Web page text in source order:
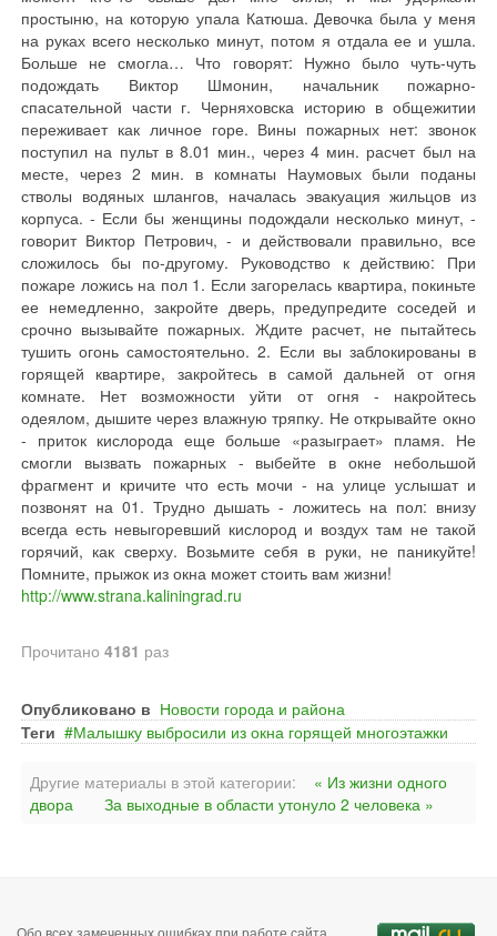
простыню, на которую упала Катюша. Девочка была у меня
на руках всего несколько минут, потом я отдала ее и ушла.
Больше не смогла… Что говорят: Нужно было чуть-чуть
подождать Виктор Шмонин, начальник пожарно-
спасательной части г. Черняховска историю в общежитии
переживает как личное горе. Вины пожарных нет: звонок
поступил на пульт в 8.01 мин., через 4 мин. расчет был на
месте, через 2 мин. в комнаты Наумовых были поданы
стволы водяных шлангов, началась эвакуация жильцов из
корпуса. - Если бы женщины подождали несколько минут, -
говорит Виктор Петрович, - и действовали правильно, все
сложилось бы по-другому. Руководство к действию: При
пожаре ложись на пол 1. Если загорелась квартира, покиньте
ее немедленно, закройте дверь, предупредите соседей и
срочно вызывайте пожарных. Ждите расчет, не пытайтесь
тушить огонь самостоятельно. 2. Если вы заблокированы в
горящей квартире, закройтесь в самой дальней от огня
комнате. Нет возможности уйти от огня - накройтесь
одеялом, дышите через влажную тряпку. Не открывайте окно
- приток кислорода еще больше «разыграет» пламя. Не
смогли вызвать пожарных - выбейте в окне небольшой
фрагмент и кричите что есть мочи - на улице услышат и
позвонят на 01. Трудно дышать - ложитесь на пол: внизу
всегда есть невыгоревший кислород и воздух там не такой
горячий, как сверху. Возьмите себя в руки, не паникуйте!
Помните, прыжок из окна может стоить вам жизни!
http://www.strana.kaliningrad.ru
Прочитано 4181 раз
Опубликовано в Новости города и района
Теги
Малышку выбросили из окна горящей многоэтажки
Другие материалы в этой категории:
« Из жизни одного
двора
За выходные в области утонуло 2 человека »
Обо всех замеченных ошибках при работе сайта